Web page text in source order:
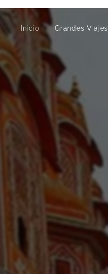
Inicio Grandes Viajes